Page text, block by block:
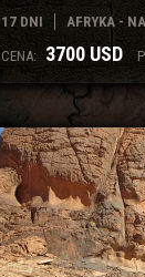
17 DNI AFRYKA -
CENA: 3700 USD